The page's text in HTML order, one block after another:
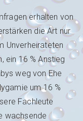
erhalten von
die Art nur
Unverheirateten
ein 16 % Anstieg
weg von Ehe
um 16 %
Fachleute
wachsende